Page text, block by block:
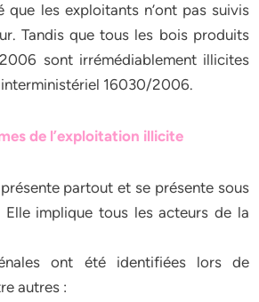
que les exploitants n’ont pas suivis
Tandis que tous les bois produits
sont irrémédiablement illicites
interministériel 16030/2006.
de l’exploitation illicite
partout et se présente sous
implique tous les acteurs de la
ont été identifiées lors de
autres :